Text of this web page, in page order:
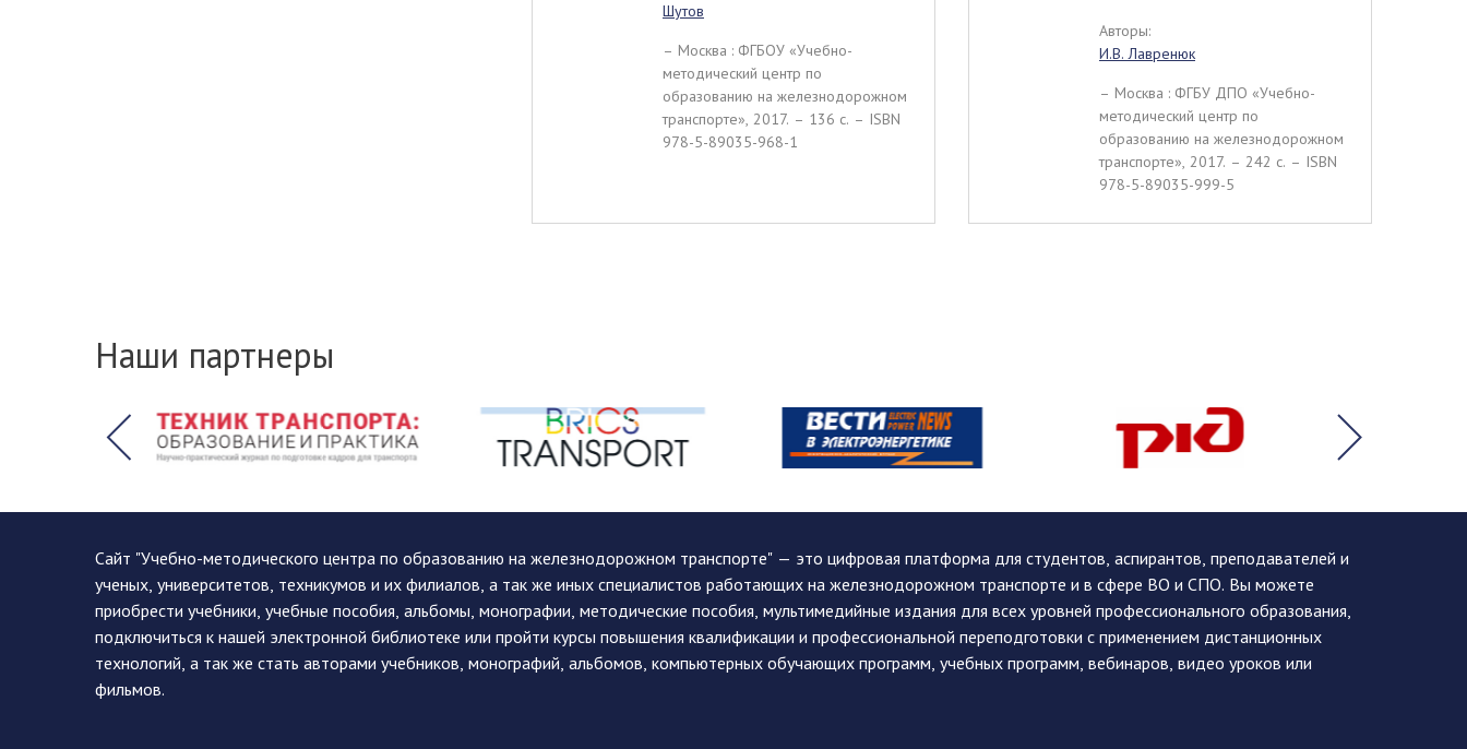
Шутов
– Москва : ФГБОУ «Учебно-
методический центр по
образованию на железнодорожном
транспорте», 2017. – 136 c. – ISBN
978-5-89035-968-1
Авторы:
И.В. Лавренюк
– Москва : ФГБУ ДПО «Учебно-
методический центр по
образованию на железнодорожном
транспорте», 2017. – 242 c. – ISBN
978-5-89035-999-5
Наши партнеры
Сайт "Учебно-методического центра по образованию на железнодорожном транспорте" — это цифровая платформа для студентов, аспирантов, преподавателей и
ученых, университетов, техникумов и их филиалов, а так же иных специалистов работающих на железнодорожном транспорте и в сфере ВО и СПО. Вы можете
приобрести учебники, учебные пособия, альбомы, монографии, методические пособия, мультимедийные издания для всех уровней профессионального образования,
подключиться к нашей электронной библиотеке или пройти курсы повышения квалификации и профессиональной переподготовки с применением дистанционных
технологий, а так же стать авторами учебников, монографий, альбомов, компьютерных обучающих программ, учебных программ, вебинаров, видео уроков или
фильмов.